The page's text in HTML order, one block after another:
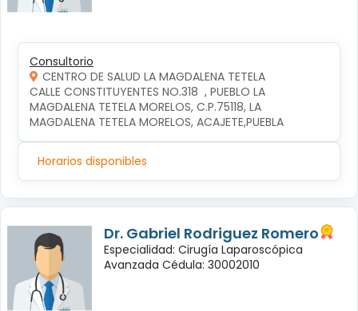
Consultorio
CENTRO DE SALUD LA MAGDALENA TETELA
CALLE CONSTITUYENTES NO.318  , PUEBLO LA
MAGDALENA TETELA MORELOS, C.P.75118, LA
MAGDALENA TETELA MORELOS, ACAJETE,PUEBLA
Horarios disponibles
Dr. Gabriel Rodriguez Romero
Especialidad: Cirugía Laparoscópica
Avanzada Cédula: 30002010